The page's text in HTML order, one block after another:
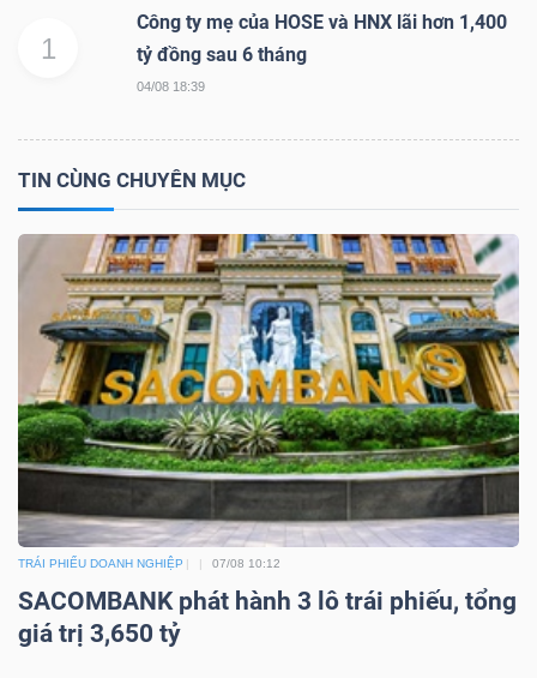
1
Công ty mẹ của HOSE và HNX lãi hơn 1,400
tỷ đồng sau 6 tháng
04/08 18:39
TIN CÙNG CHUYÊN MỤC
TRÁI PHIẾU DOANH NGHIỆP 07/08 10:12
SACOMBANK phát hành 3 lô trái phiếu, tổng
giá trị 3,650 tỷ
DÙNG
CHĂM
SÓC
SỨC